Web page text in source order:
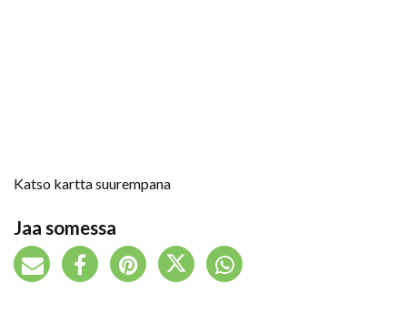
Katso kartta suurempana
Jaa somessa